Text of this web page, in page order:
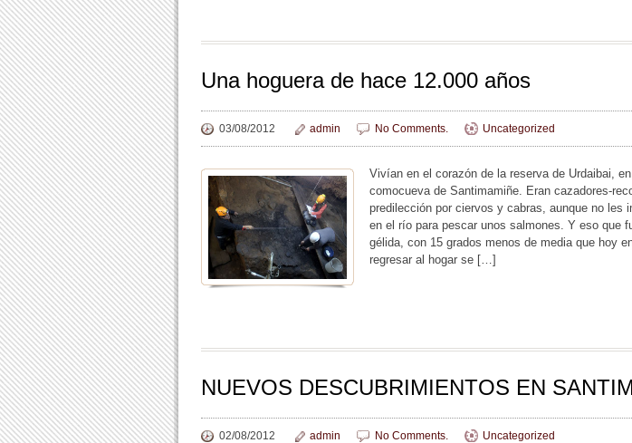
Una hoguera de hace 12.000 años
03/08/2012 admin No Comments. Uncategorized
Vivían en el corazón de la reserva de Urdaibai,
comocueva de Santimamiñe. Eran cazadores-
predilección por ciervos y cabras, aunque no les
en el río para pescar unos salmones. Y eso que
gélida, con 15 grados menos de media que hoy
regresar al hogar se […]
NUEVOS DESCUBRIMIENTOS EN
02/08/2012 admin No Comments. Uncategorized